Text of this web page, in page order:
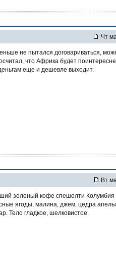
Чт
не пытался договариваться,
что Африка будет
еще и дешевле выходит.
Вт
зеленый кофе спешелти Колумбия
ягоды, малина, джем, цедра
Тело гладкое, шелковистое.